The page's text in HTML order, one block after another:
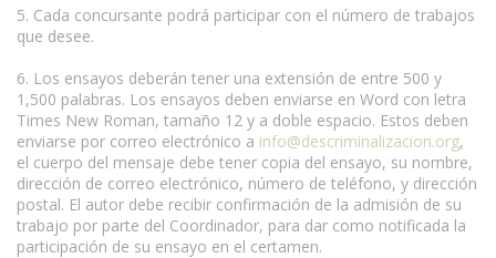
5. Cada concursante podrá participar con el número de trabajos
que desee.
6. Los ensayos deberán tener una extensión de entre 500 y
1,500 palabras. Los ensayos deben enviarse en Word con letra
Times New Roman, tamaño 12 y a doble espacio. Estos deben
enviarse por correo electrónico a info@descriminalizacion.org,
el cuerpo del mensaje debe tener copia del ensayo, su nombre,
dirección de correo electrónico, número de teléfono, y dirección
postal. El autor debe recibir confirmación de la admisión de su
trabajo por parte del Coordinador, para dar como notificada la
participación de su ensayo en el certamen.